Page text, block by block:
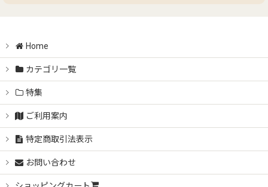
Home
カテゴリ一覧
特集
ご利用案内
特定商取引法表示
お問い合わせ